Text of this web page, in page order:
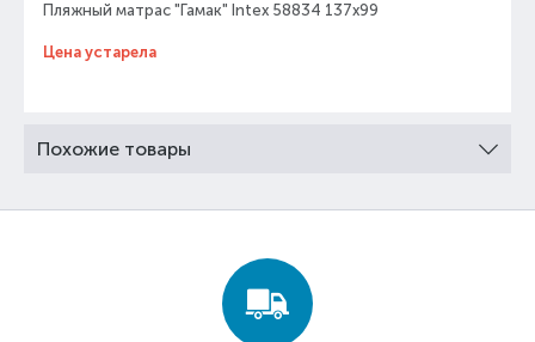
Пляжный матрас "Гамак" Intex 58834 137х99
Цена устарела
Похожие товары